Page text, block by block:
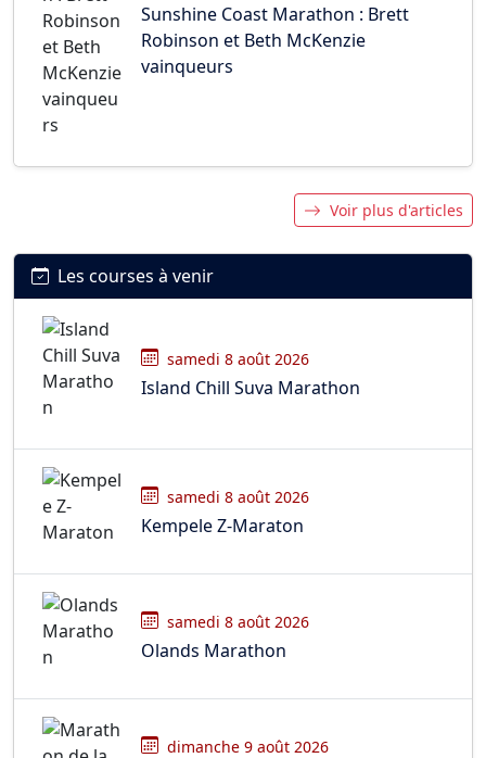
Sunshine Coast Marathon : Brett
Robinson et Beth McKenzie
vainqueurs
Voir plus d'articles
Les courses à venir
samedi 8 août 2026
Island Chill Suva Marathon
samedi 8 août 2026
Kempele Z-Maraton
samedi 8 août 2026
Olands Marathon
dimanche 9 août 2026